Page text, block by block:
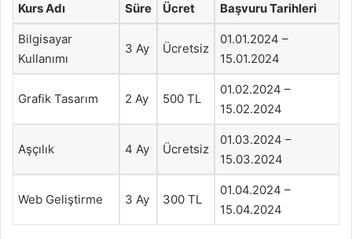
Kurs Adı Süre Ücret Başvuru Tarihleri
Bilgisayar
Kullanımı
3 Ay Ücretsiz
01.01.2024 –
15.01.2024
Grafik Tasarım 2 Ay 500 TL
01.02.2024 –
15.02.2024
Aşçılık 4 Ay Ücretsiz
01.03.2024 –
15.03.2024
Web Geliştirme 3 Ay 300 TL
01.04.2024 –
15.04.2024